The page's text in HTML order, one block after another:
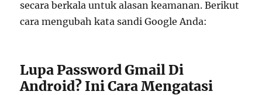
secara berkala untuk alasan keamanan. Berikut
cara mengubah kata sandi Google Anda:
Lupa Password Gmail Di
Android? Ini Cara Mengatasi